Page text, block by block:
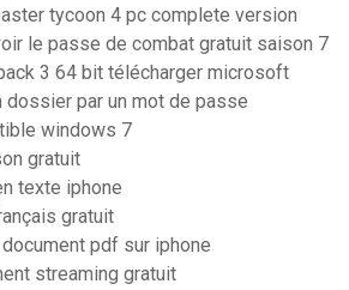
tycoon 4 pc complete version
le passe de combat gratuit saison 7
3 64 bit télécharger microsoft
dossier par un mot de passe
windows 7
gratuit
texte iphone
gratuit
pdf sur iphone
streaming gratuit